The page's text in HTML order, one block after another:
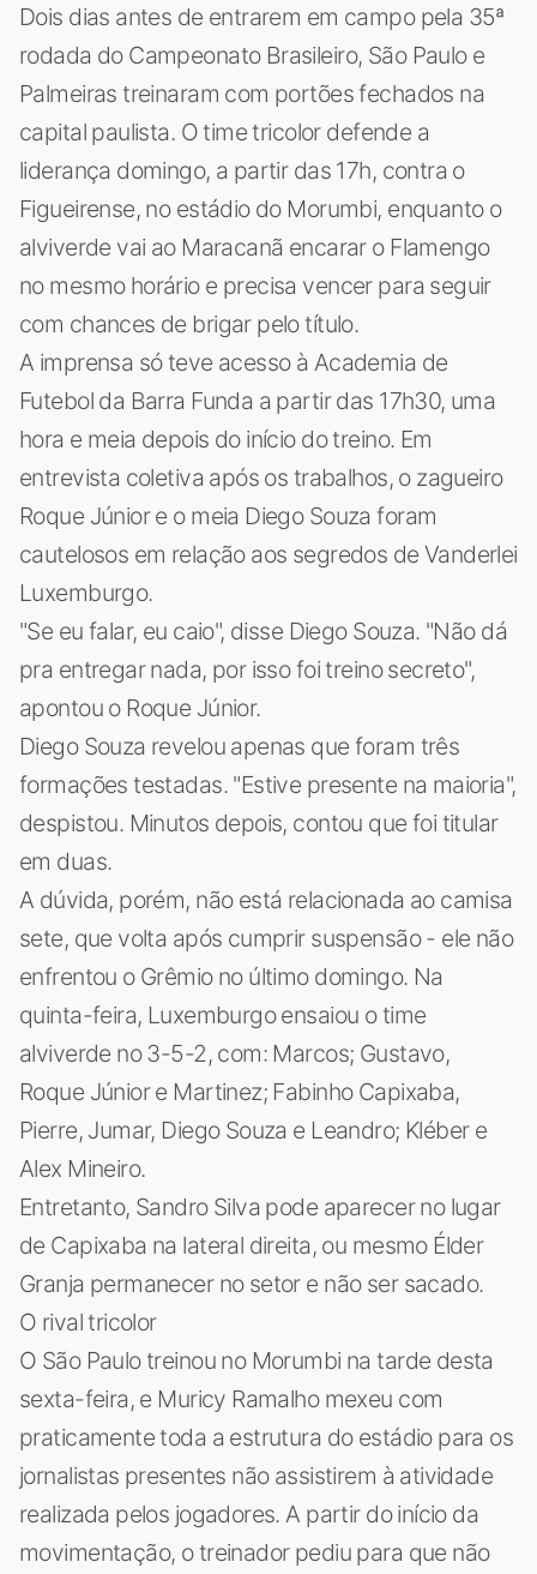
Dois dias antes de entrarem em campo pela 35ª
rodada do Campeonato Brasileiro, São Paulo e
Palmeiras treinaram com portões fechados na
capital paulista. O time tricolor defende a
liderança domingo, a partir das 17h, contra o
Figueirense, no estádio do Morumbi, enquanto o
alviverde vai ao Maracanã encarar o Flamengo
no mesmo horário e precisa vencer para seguir
com chances de brigar pelo título.
A imprensa só teve acesso à Academia de
Futebol da Barra Funda a partir das 17h30, uma
hora e meia depois do início do treino. Em
entrevista coletiva após os trabalhos, o zagueiro
Roque Júnior e o meia Diego Souza foram
cautelosos em relação aos segredos de Vanderlei
Luxemburgo.
"Se eu falar, eu caio", disse Diego Souza. "Não dá
pra entregar nada, por isso foi treino secreto",
apontou o Roque Júnior.
Diego Souza revelou apenas que foram três
formações testadas. "Estive presente na maioria",
despistou. Minutos depois, contou que foi titular
em duas.
A dúvida, porém, não está relacionada ao camisa
sete, que volta após cumprir suspensão - ele não
enfrentou o Grêmio no último domingo. Na
quinta-feira, Luxemburgo ensaiou o time
alviverde no 3-5-2, com: Marcos; Gustavo,
Roque Júnior e Martinez; Fabinho Capixaba,
Pierre, Jumar, Diego Souza e Leandro; Kléber e
Alex Mineiro.
Entretanto, Sandro Silva pode aparecer no lugar
de Capixaba na lateral direita, ou mesmo Élder
Granja permanecer no setor e não ser sacado.
O rival tricolor
O São Paulo treinou no Morumbi na tarde desta
sexta-feira, e Muricy Ramalho mexeu com
praticamente toda a estrutura do estádio para os
jornalistas presentes não assistirem à atividade
realizada pelos jogadores. A partir do início da
movimentação, o treinador pediu para que não